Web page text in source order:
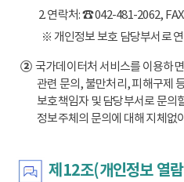
2. 연락처: ☎ 042-481-2062,
※ 개인정보 보호 담당부서로
②국가데이터처 서비스를 이용하
관련 문의, 불만처리, 피해구제
보호책임자 및 담당부서로 문의
정보주체의 문의에 대해 지체없
제12조(개인정보 열